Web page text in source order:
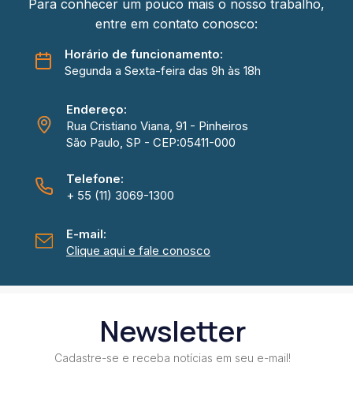
Para conhecer um pouco mais o nosso trabalho,
entre em contato conosco:
Horário de funcionamento:
Segunda a Sexta-feira das 9h às 18h
Endereço:
Rua Cristiano Viana, 91 - Pinheiros
São Paulo, SP - CEP:05411-000
Telefone:
+ 55 (11) 3069-1300
E-mail:
Clique aqui e fale conosco
Newsletter
Cadastre-se e receba notícias em seu e-mail!